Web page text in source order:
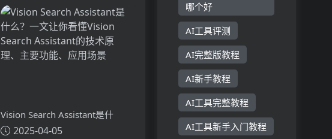
Vision Search Assistant是什
么？一文让你看懂Vision
2025-04-05
哪个好
AI工具评测
AI完整版教程
AI新手教程
AI工具完整教程
AI工具新手入门教程